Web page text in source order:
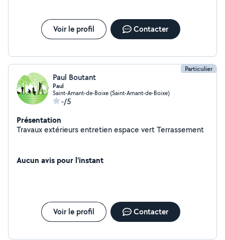
Voir le profil Contacter
Particulier
Paul Boutant
Paul
Saint-Amant-de-Boixe (Saint-Amant-de-Boixe)
-/5
Présentation
Travaux extérieurs entretien espace vert Terrassement
Aucun avis pour l'instant
Voir le profil Contacter